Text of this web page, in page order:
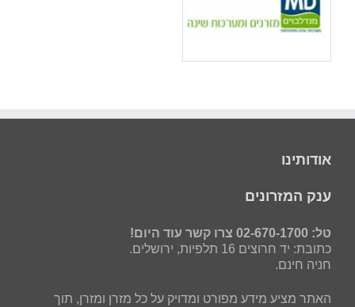
אודותינו
ענק המזרונים
טל: 02-670-1700 צרו קשר עוד היום!
כתובת: יד חרוצים 16 תלפיות, ירושלים.
חניה חינם.
האתר מציע מידע מפורט ומדויק על כל מזרן ומזרן, תוך